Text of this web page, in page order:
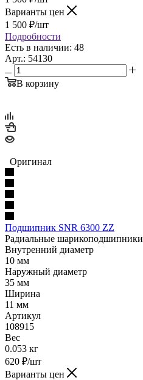
Варианты цен
1 500 ₽/шт
Подробности
Есть в наличии: 48
Арт.: 54130
В корзину
Оригинал
Подшипник SNR 6300 ZZ
Радиальные шарикоподшипники
Внутренний диаметр
10 мм
Наружный диаметр
35 мм
Ширина
11 мм
Артикул
108915
Вес
0.053 кг
620 ₽/шт
Варианты цен